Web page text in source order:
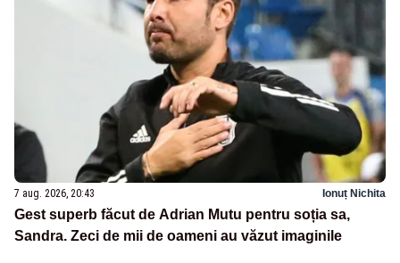
7 aug. 2026, 20:43 Ionuț Nichita
Gest superb făcut de Adrian Mutu pentru soția sa,
Sandra. Zeci de mii de oameni au văzut imaginile